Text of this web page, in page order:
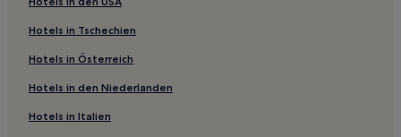
Heidelberg: Hotels
Invercargill Airport Hotels
Ashers Hotels
Greenpoint Hotels
Pahia Hotels
Hotels in Tschechien
Hotels in Österreich
Hotels in den Niederlanden
Hotels in Italien